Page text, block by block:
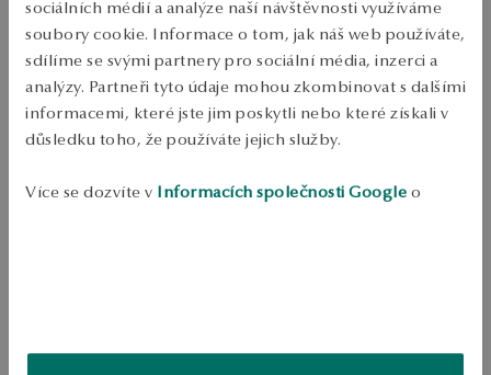
sociálních médií a analýze naší návštěvnosti využíváme
soubory cookie. Informace o tom, jak náš web používáte,
sdílíme se svými partnery pro sociální média, inzerci a
analýzy. Partneři tyto údaje mohou zkombinovat s dalšími
informacemi, které jste jim poskytli nebo které získali v
důsledku toho, že používáte jejich služby.
Více se dozvíte v Informacích společnosti Google o
Ověřte si dostupnost na prodejně
Odeslání:1pracovní dny
Doprava zdarma od 1700 Kč
Bezplatné vrácení až do 100 dnů v YES Clubu
PODROBNOSTI